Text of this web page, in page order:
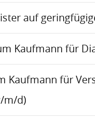
auf
Kaufmann für
Kaufmann für
m/d)